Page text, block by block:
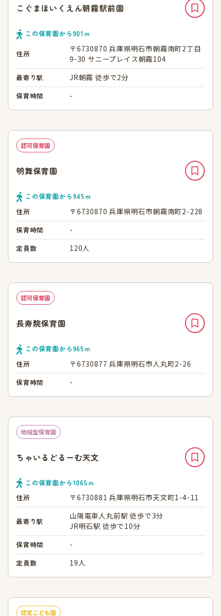
こぐまほいくえん朝霧駅前園
この保育園から901 ｍ
住所
〒6730870 兵庫県明石市朝霧南町2丁目
9-30 サニープレイス朝霧104
最寄り駅 JR朝霧 徒歩で2分
保育時間 -
認可保育園
明舞保育園
この保育園から945ｍ
住所
〒6730870 兵庫県明石市朝霧南町2-228
保育時間 -
定員数 120人
認可保育園
長寿院保育園
この保育園から965ｍ
住所
〒6730877 兵庫県明石市人丸町2-26
保育時間 -
地域型保育園
ちゃいるどるーむ天文
この保育園から1065ｍ
住所
〒6730881 兵庫県明石市天文町1-4-11
最寄り駅
山陽電車人丸前駅 徒歩で3分
JR明石駅 徒歩で10分
保育時間 -
定員数 19人
認定こども園